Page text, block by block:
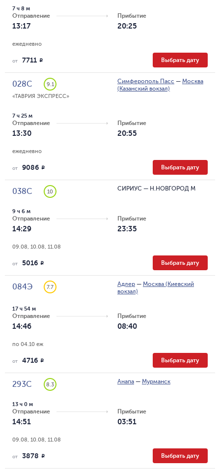
Отправление
13:17
7 ч 8 м
Прибытие
20:25
ежедневно
от 7711 R Выбрать дату
028С
9.1
«ТАВРИЯ ЭКСПРЕСС»
Симферополь Пасс — Москва
(Казанский вокзал)
Отправление
13:30
7 ч 25 м
Прибытие
20:55
ежедневно
от 9086 R Выбрать дату
038С 10 СИРИУС — Н.НОВГОРОД М
Отправление
14:29
9 ч 6 м
Прибытие
23:35
09.08, 10.08, 11.08
от 5016 R Выбрать дату
084Э 7.7 Адлер — Москва (Киевский
вокзал)
Отправление
14:46
17 ч 54 м
Прибытие
08:40
по 04.10 еж
от 4716 R Выбрать дату
293С 8.3 Анапа — Мурманск
Отправление
14:51
13 ч 0 м
Прибытие
03:51
09.08, 10.08, 11.08
от 3878 R Выбрать дату